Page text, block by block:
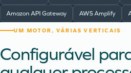
Amazon API Gateway AWS Amplify
UM MOTOR, VÁRIAS VERTICAIS
Configurável